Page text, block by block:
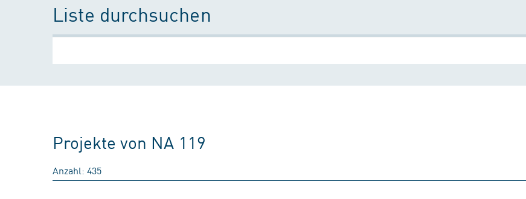
Liste durchsuchen
Projekte von NA 119
Anzahl: 435